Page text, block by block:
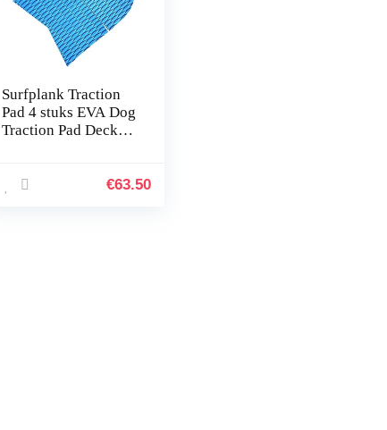
Surfplank Traction
Pad 4 stuks EVA Dog
Traction Pad Deck
Paddleboard
€63.50